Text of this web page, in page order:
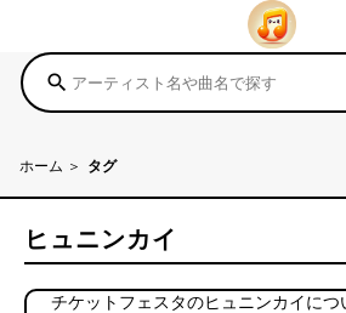
search
ホーム タグ
ヒュニンカイ
チケットフェスタのヒュニンカイに